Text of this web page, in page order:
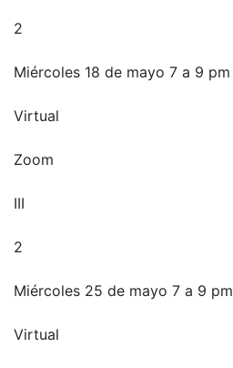
2
Miércoles 18 de mayo 7 a 9 pm
Virtual
Zoom
III
2
Miércoles 25 de mayo 7 a 9 pm
Virtual